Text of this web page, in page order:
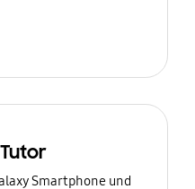
Smartphone und